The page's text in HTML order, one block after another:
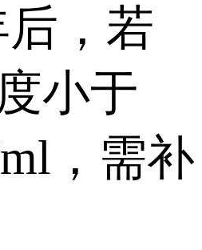
后，若
小于
，需补